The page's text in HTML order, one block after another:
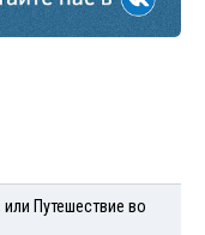
Путешествие во